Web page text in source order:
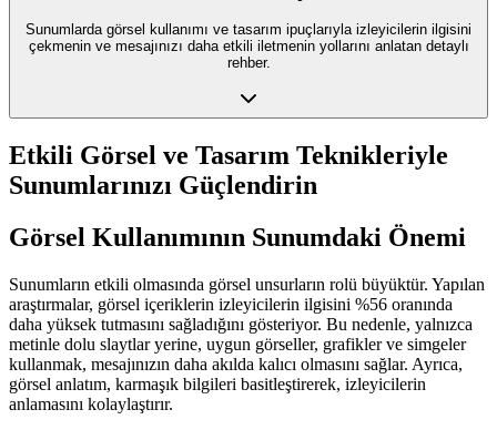
Sunumlarda görsel kullanımı ve tasarım ipuçlarıyla izleyicilerin ilgisini
çekmenin ve mesajınızı daha etkili iletmenin yollarını anlatan detaylı
rehber.
Etkili Görsel ve Tasarım Teknikleriyle
Sunumlarınızı Güçlendirin
Görsel Kullanımının Sunumdaki Önemi
Sunumların etkili olmasında görsel unsurların rolü büyüktür. Yapılan
araştırmalar, görsel içeriklerin izleyicilerin ilgisini %56 oranında
daha yüksek tutmasını sağladığını gösteriyor. Bu nedenle, yalnızca
metinle dolu slaytlar yerine, uygun görseller, grafikler ve simgeler
kullanmak, mesajınızın daha akılda kalıcı olmasını sağlar. Ayrıca,
görsel anlatım, karmaşık bilgileri basitleştirerek, izleyicilerin
anlamasını kolaylaştırır.